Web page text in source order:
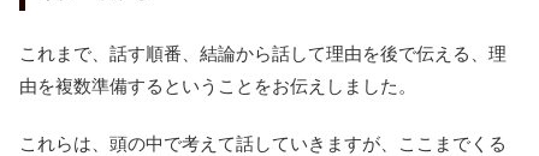
これまで、話す順番、結論から話して理由を後で伝える、理
由を複数準備するということをお伝えしました。
これらは、頭の中で考えて話していきますが、ここまでくる